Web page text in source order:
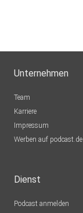
Unternehmen
Team
Karriere
Impressum
Werben auf podcast.de
Dienst
Podcast anmelden